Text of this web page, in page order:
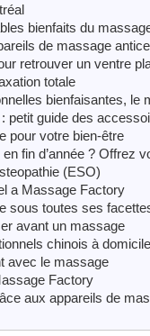
bienfaits du
de massage
retrouver un ventre
totale
bienfaisantes, le
petit guide des
pour votre bien-être
fin d’année ? Offrez
(ESO)
a Massage Factory
sous toutes ses
avant un massage
chinois à
avec le massage
Factory
aux appareils de